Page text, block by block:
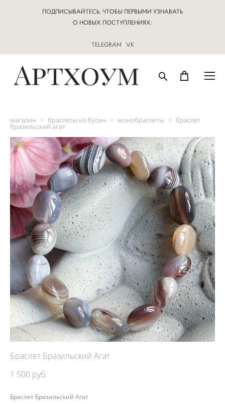
ПОДПИСЫВАЙТЕСЬ, ЧТОБЫ ПЕРВЫМИ УЗНАВАТЬ
О НОВЫХ ПОСТУПЛЕНИЯХ:
TELEGRAM | VK
магазин > браслеты из бусин > монобраслеты > браслет
бразильский агат
Браслет Бразильский Агат
1 500 pуб.
Браслет Бразильский Агат